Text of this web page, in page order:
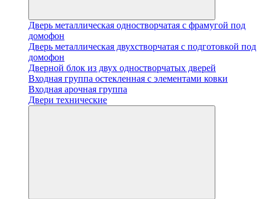
Дверь металлическая одностворчатая с фрамугой под
домофон
Дверь металлическая двухстворчатая с подготовкой под
домофон
Дверной блок из двух одностворчатых дверей
Входная группа остекленная с элементами ковки
Входная арочная группа
Двери технические